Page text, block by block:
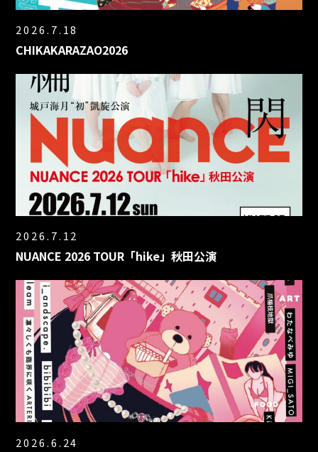
2026.7.18
CHIKAKARAZAO2026
2026.7.12
NUANCE 2026 TOUR「hike」秋田公演
2026.6.24